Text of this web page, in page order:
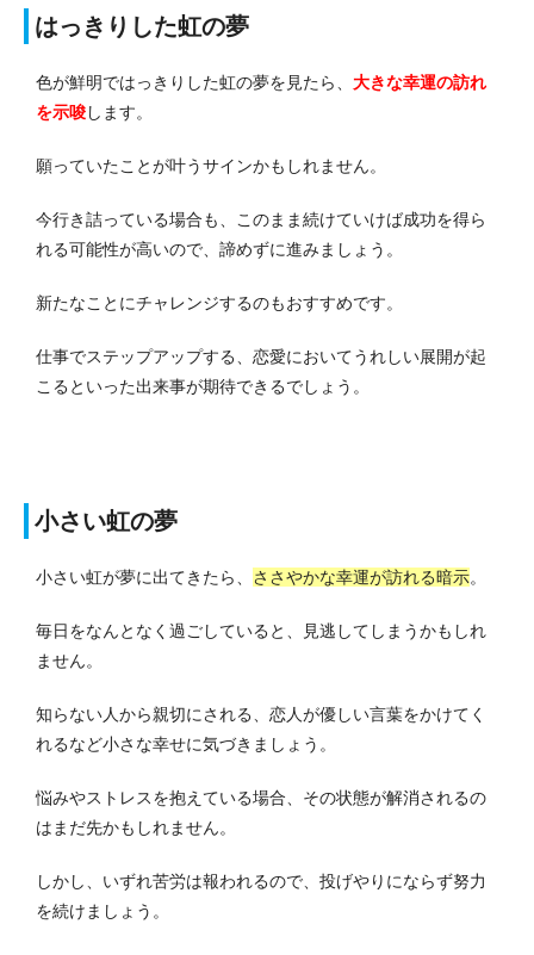
はっきりした虹の夢
色が鮮明ではっきりした虹の夢を見たら、 大きな幸運の訪れ
を示唆します。
願っていたことが叶うサインかもしれません。
今行き詰っている場合も、このまま続けていけば成功を得ら
れる可能性が高いので、諦めずに進みましょう。
新たなことにチャレンジするのもおすすめです。
仕事でステップアップする、恋愛においてうれしい展開が起
こるといった出来事が期待できるでしょう。
小さい虹の夢
小さい虹が夢に出てきたら、 ささやかな幸運が訪れる暗示。
毎日をなんとなく過ごしていると、見逃してしまうかもしれ
ません。
知らない人から親切にされる、恋人が優しい言葉をかけてく
れるなど小さな幸せに気づきましょう。
悩みやストレスを抱えている場合、その状態が解消されるの
はまだ先かもしれません。
しかし、いずれ苦労は報われるので、投げやりにならず努力
を続けましょう。